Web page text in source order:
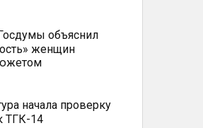
объяснил
женщин
начала проверку
ТГК-14